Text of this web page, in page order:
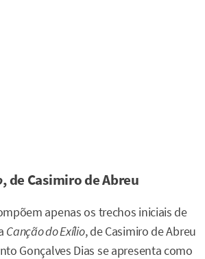
, de Casimiro de Abreu
apenas os trechos iniciais de
Canção do Exílio, de Casimiro de Abreu
Gonçalves Dias se apresenta como